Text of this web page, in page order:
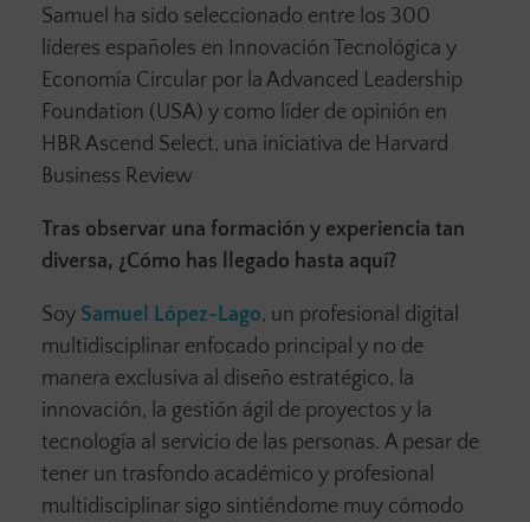
Samuel ha sido seleccionado entre los 300
líderes españoles en Innovación Tecnológica y
Economía Circular por la Advanced Leadership
Foundation (USA) y como líder de opinión en
HBR Ascend Select, una iniciativa de Harvard
Business Review
Tras observar una formación y experiencia tan
diversa, ¿Cómo has llegado hasta aquí?
Soy Samuel López-Lago, un profesional digital
multidisciplinar enfocado principal y no de
manera exclusiva al diseño estratégico, la
innovación, la gestión ágil de proyectos y la
tecnología al servicio de las personas. A pesar de
tener un trasfondo académico y profesional
multidisciplinar sigo sintiéndome muy cómodo